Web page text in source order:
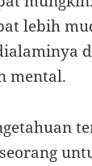
lebih
mental.